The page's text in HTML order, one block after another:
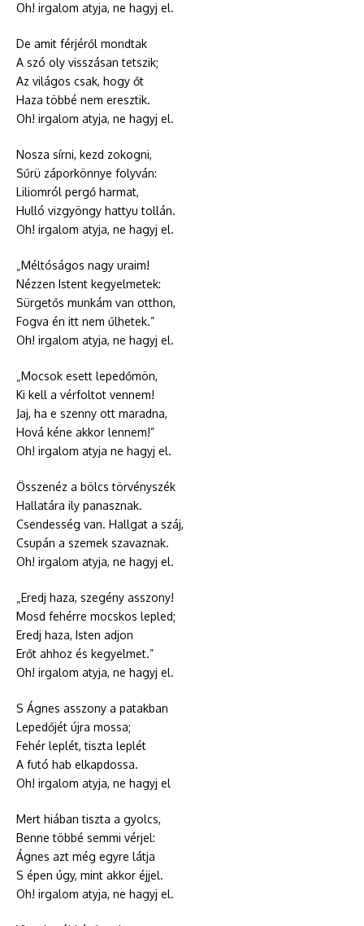
Oh! irgalom atyja, ne hagyj el.
De amit férjéről mondtak
A szó oly visszásan tetszik;
Az világos csak, hogy őt
Haza többé nem eresztik.
Oh! irgalom atyja, ne hagyj el.
Nosza sírni, kezd zokogni,
Sűrü záporkönnye folyván:
Liliomról pergő harmat,
Hulló vizgyöngy hattyu tollán.
Oh! irgalom atyja, ne hagyj el.
„Méltóságos nagy uraim!
Nézzen Istent kegyelmetek:
Sürgetős munkám van otthon,
Fogva én itt nem űlhetek.”
Oh! irgalom atyja, ne hagyj el.
„Mocsok esett lepedőmön,
Ki kell a vérfoltot vennem!
Jaj, ha e szenny ott maradna,
Hová kéne akkor lennem!”
Oh! irgalom atyja ne hagyj el.
Összenéz a bölcs törvényszék
Hallatára ily panasznak.
Csendesség van. Hallgat a száj,
Csupán a szemek szavaznak.
Oh! irgalom atyja, ne hagyj el.
„Eredj haza, szegény asszony!
Mosd fehérre mocskos lepled;
Eredj haza, Isten adjon
Erőt ahhoz és kegyelmet.”
Oh! irgalom atyja, ne hagyj el.
S Ágnes asszony a patakban
Lepedőjét újra mossa;
Fehér leplét, tiszta leplét
A futó hab elkapdossa.
Oh! irgalom atyja, ne hagyj el
Mert hiában tiszta a gyolcs,
Benne többé semmi vérjel:
Ágnes azt még egyre látja
S épen úgy, mint akkor éjjel.
Oh! irgalom atyja, ne hagyj el.